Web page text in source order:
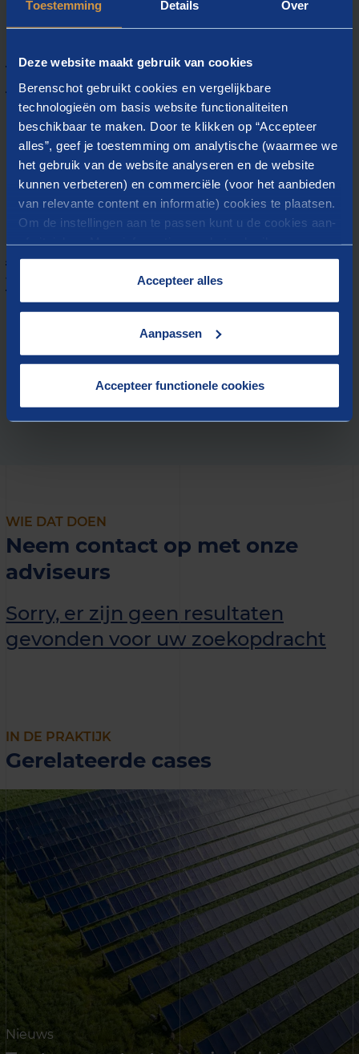
Toestemming Details Over
Deze website maakt gebruik van cookies
Berenschot gebruikt cookies en vergelijkbare
technologieën om basis website functionaliteiten
beschikbaar te maken. Door te klikken op “Accepteer
alles”, geef je toestemming om analytische (waarmee we
het gebruik van de website analyseren en de website
kunnen verbeteren) en commerciële (voor het aanbieden
van relevante content en informatie) cookies te plaatsen.
Om de instellingen aan te passen kunt u de cookies aan-
cookies op onze website treft u in onze
Accepteer alles
Aanpassen
Accepteer functionele cookies
Invulling regierol gemeenten en
regio's
Wij begeleiden u bij het invullen van de regierol in de
warmtetransitie, inclusief het opzetten van regionale
samenwerkingen.
Advies gemeentelijke
warmtetransitie
Wij adviseren u over de volgende inhoudelijke stap in de
warmtetransitie, in een wijkgerichte of juist
WIE DAT DOEN
Neem contact op met onze
adviseurs
Sorry, er zijn geen resultaten
gevonden voor uw zoekopdracht
IN DE PRAKTIJK
Gerelateerde cases
Nieuws